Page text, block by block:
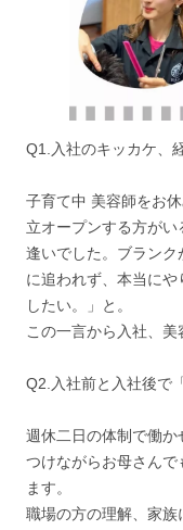
Q1.入社のキッカケ、
子育て中 美容師をお
立オープンする方が
逢いでした。ブラン
に追われず、本当に
したい。」と。
この一言から入社、美
Q2.入社前と入社後で
週休二日の体制で働
つけながらお母さん
ます。
職場の方の理解、家族